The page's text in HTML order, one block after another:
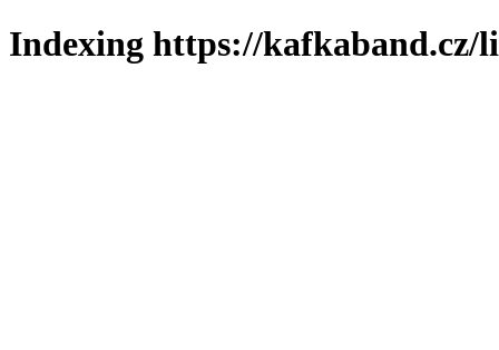
Indexing https://kafkaband.cz/